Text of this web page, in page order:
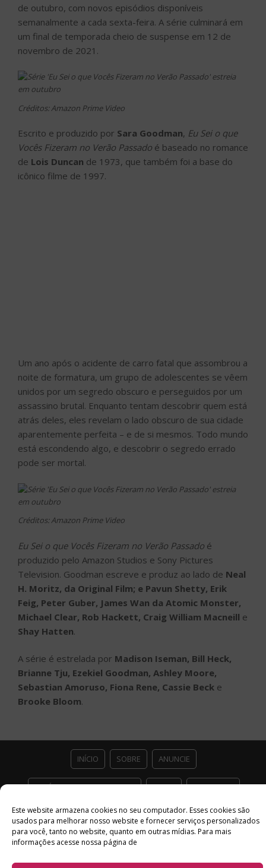
Este website armazena cookies no seu computador. Esses cookies são
usados ​​para melhorar nosso website e fornecer serviços personalizados
para você, tanto no website, quanto em outras mídias. Para mais
informações acesse nossa página de
de outubro, com novos episódios disponíveis
semanalmente a cada sexta-feira. A série culminará em
um final de temporada cheio de suspense em 12 de
novembro de 2021.
Créditos: Amazon Prime Video
Escrito e produzido por Sara Goodman, Eu Sei o que
Vocês Fizeram no Verão Passado é baseado no romance
de Lois Duncan de 1973, que também foi a base do
icônico filme de 1997.
Um ano após o acidente de carro fatal que assombrou a
noite de formatura, um grupo de adolescentes se vêem
unidos por um segredo obscuro e perseguidos por um
assassino brutal. Enquanto tentam descobrir quem está
atrás deles, eles revelam o lado obscuro de sua cidade
aparentemente perfeita – e de si mesmos. Todo mundo
está escondendo algo, e descobrir o segredo errado
pode ser mortal.
Créditos: Amazon Prime Video
Eu Sei o que Vocês Fizeram no Verão Passado é
produzido pelo Amazon Studios e Sony Pictures
Television. Goodman escreve e produz ao lado de Neal
H. Moritz, da Original Film; e Pavun Shetty, Erik
Feig, Peter Guber, James Wan da Atomic Monster,
Michael Clear, Rob Hackett, Craig William Macneill e
Shay Hatten.
A série é estrelada por Madison Iseman, Bill Heck,
Brianne Tju, Ezekiel Goodman, Ashley Moore,
Sebastian Amoruso, Fiona Rene, Cassie Beck e
Brooke Bloom.
INÍCIO SOBRE ANUNCIE
ESTÚDIO ACESSO CULTURAL GUIAS PARCEIROS
CONTATO POLÍTICA DE PRIVACIDADE
Facebook
Twitter
Copyright©2026 Acesso Cultural - Arte, Cultura Pop e Entretenimento